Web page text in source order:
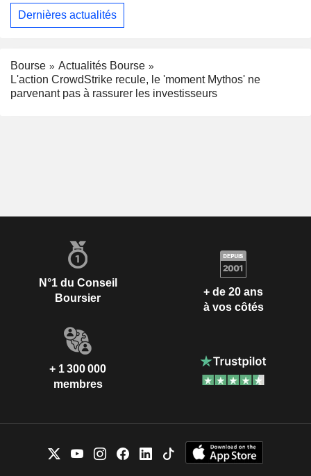
Dernières actualités
Bourse
Actualités Bourse
L'action CrowdStrike recule, le 'moment Mythos' ne
parvenant pas à rassurer les investisseurs
N°1 du Conseil
Boursier
+ de 20 ans
à vos côtés
+ 1 300 000
membres